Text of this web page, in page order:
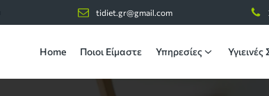
tidiet.gr@gmail.com
Home Ποιοι Είμαστε Υπηρεσίες